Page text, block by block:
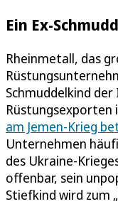
Ein Ex-
Rheinmetall, das
Schmuddelkind
Rüstungsexporten
am Jemen-Krieg
Unternehmen
des Ukraine-
offenbar, sein
Stiefkind wird zum